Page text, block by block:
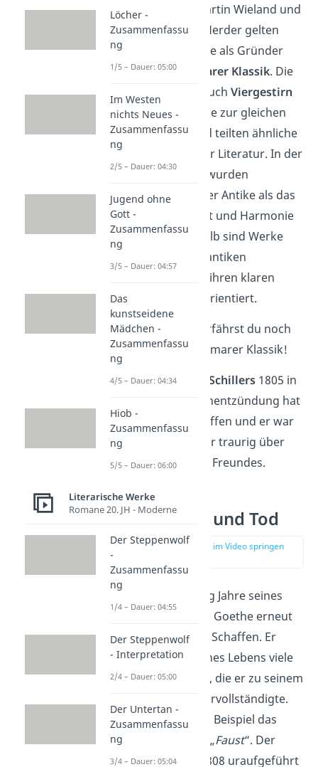
Zusammen mit Martin Wieland und
Johann Gottfried Herder gelten
Schiller und Goethe als Gründer
der EpocheWeimarer Klassik. Die
vier Autoren, oft auchViergestirn
genannt, lebten alle zur gleichen
Zeit in Weimar und teilten ähnliche
Vorstellungen über Literatur. In der
Weimarer Klassik wurden
Kunstwerke aus der Antike als das
Ideal für Schönheit und Harmonie
angesehen. Deshalb sind Werke
dieser Epoche an antiken
Kunstformen und ihren klaren
formalen Regeln orientiert.
In diesem
erfährst du noch
mehr über die Weimarer Klassik!
DerTod Friedrich Schillers 1805 in
Folge einer Lungenentzündung hat
Goethe sehr getroffen und er war
eine lange Zeit sehr traurig über
den Verlust seines Freundes.
Letzte Jahre und Tod
zur Stelle im Video springen
Die letzten zwanzig Jahre seines
Lebens verbrachte Goethe erneut
mit dem kreativen Schaffen. Er
hatte im Laufe seines Lebens viele
Ideen angefangen, die er zu seinem
Lebensende hin vervollständigte.
Dazu gehörte zum Beispiel das
zweiteilige Drama „Faust“. Der
erste Teil wurde 1808 uraufgeführt
Löcher -
Zusammenfassu
ng
1/5 – Dauer: 05:00
Im Westen
nichts Neues -
Zusammenfassu
ng
2/5 – Dauer: 04:30
Jugend ohne
Gott -
Zusammenfassu
ng
3/5 – Dauer: 04:57
Das
kunstseidene
Mädchen -
Zusammenfassu
ng
4/5 – Dauer: 04:34
Hiob -
Zusammenfassu
ng
5/5 – Dauer: 06:00
Literarische Werke
Romane 20. JH - Moderne
Der Steppenwolf
-
Zusammenfassu
ng
1/4 – Dauer: 04:55
Der Steppenwolf
- Interpretation
2/4 – Dauer: 05:00
Der Untertan -
Zusammenfassu
ng
3/4 – Dauer: 05:04